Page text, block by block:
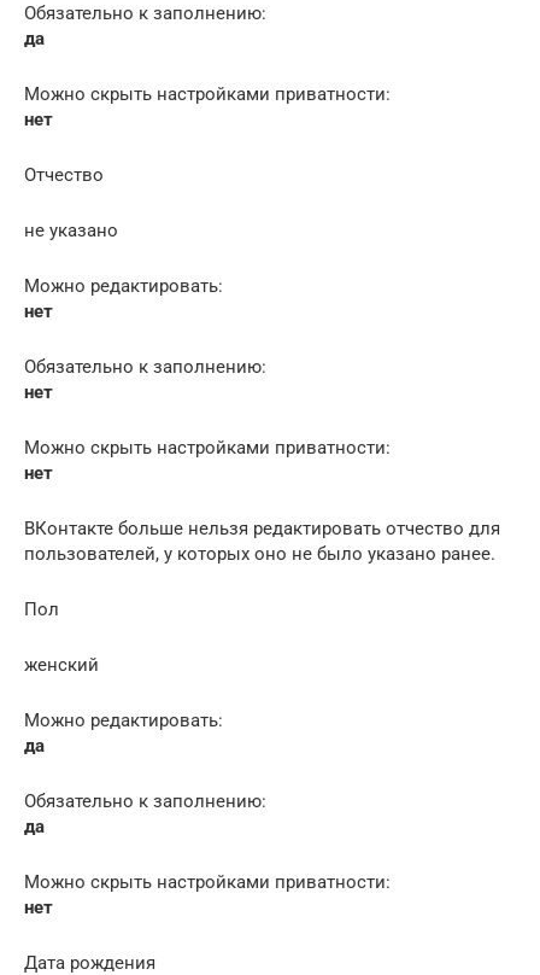
Обязательно к заполнению:
да
Можно скрыть настройками приватности:
нет
Отчество
не указано
Можно редактировать:
нет
Обязательно к заполнению:
нет
Можно скрыть настройками приватности:
нет
ВКонтакте больше нельзя редактировать отчество для
пользователей, у которых оно не было указано ранее.
Пол
женский
Можно редактировать:
да
Обязательно к заполнению:
да
Можно скрыть настройками приватности:
нет
Дата рождения